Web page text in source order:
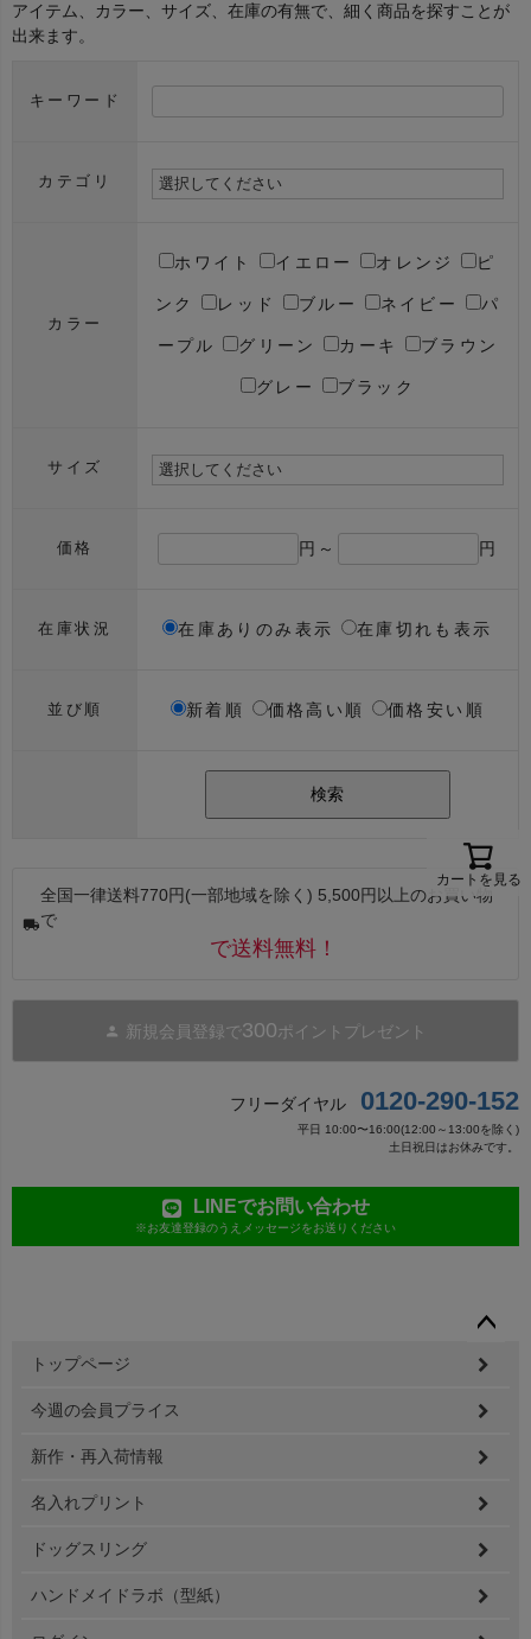
カートを見る
アイテム、カラー、サイズ、在庫の有無で、細く商品を探すことが
出来ます。
キーワード
カテゴリ
カラー
ホワイト イエロー オレンジ ピ
ンク レッド ブルー ネイビー パ
ープル グリーン カーキ ブラウン
グレー ブラック
サイズ
価格 円～ 円
在庫状況 在庫ありのみ表示 在庫切れも表示
並び順 新着順 価格高い順 価格安い順
検索
全国一律送料770円(一部地域を除く) 5,500円以上のお買い物
で
で送料無料！
新規会員登録で300ポイントプレゼント
フリーダイヤル 0120-290-152
平日 10:00〜16:00(12:00～13:00を除く)
土日祝日はお休みです。
LINEでお問い合わせ
※お友達登録のうえメッセージをお送りください
ペー
ップ
トップページ
今週の会員プライス
新作・再入荷情報
名入れプリント
ドッグスリング
ハンドメイドラボ（型紙）